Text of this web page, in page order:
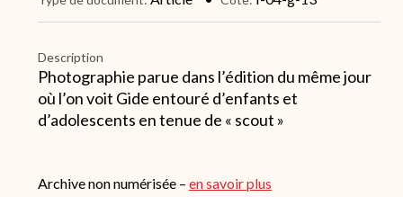
Description
Photographie parue dans l’édition du même jour
où l’on voit Gide entouré d’enfants et
d’adolescents en tenue de « scout »
Archive non numérisée – en savoir plus